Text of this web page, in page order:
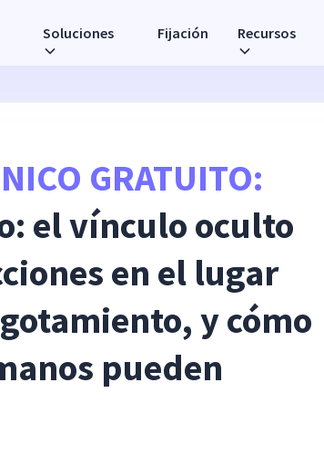
Soluciones Fijación Recursos
GRATUITO:
el vínculo oculto
en el lugar
y cómo
pueden